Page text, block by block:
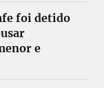
foi detido
e